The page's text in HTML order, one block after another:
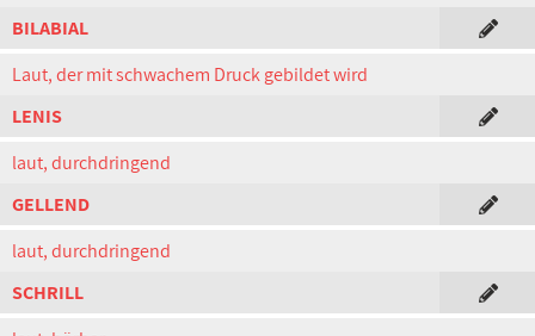
BILABIAL
Laut, der mit schwachem Druck gebildet wird
LENIS
laut, durchdringend
GELLEND
laut, durchdringend
SCHRILL